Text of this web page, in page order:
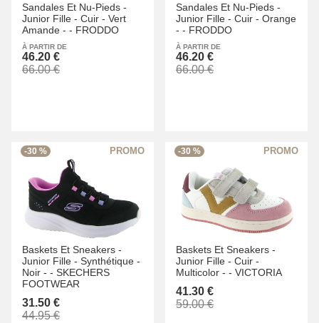
Sandales Et Nu-Pieds -
Junior Fille - Cuir - Vert
Amande - - FRODDO
À PARTIR DE
46.20 €
66.00 €
Sandales Et Nu-Pieds -
Junior Fille - Cuir - Orange
- - FRODDO
À PARTIR DE
46.20 €
66.00 €
-30 %
Baskets Et Sneakers -
Junior Fille - Synthétique -
Noir - - SKECHERS
FOOTWEAR
31.50 €
44.95 €
-30 %
Baskets Et Sneakers -
Junior Fille - Cuir -
Multicolor - - VICTORIA
41.30 €
59.00 €